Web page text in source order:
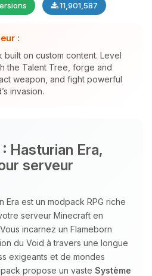
11,901,587
:
built on custom content. Level
the Talent Tree, forge and
weapon, and fight powerful
invasion.
Hasturian Era,
serveur
Era est un modpack RPG riche
serveur Minecraft en
incarnez un Flameborn
du Void à travers une longue
exigeants et de mondes
propose un vaste Système
Dis-moi ce dont
je vais remuer mes
pour t’aider.